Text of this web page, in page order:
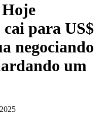
para US$
negociando
um